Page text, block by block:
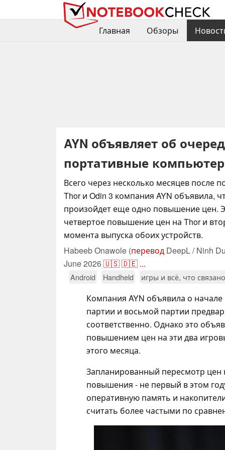
Главная Обзоры
AYN объявляет об
портативные
Всего через несколько месяцев после
Thor и Odin 3 компания AYN объявила,
произойдет еще одно повышение цен.
четвертое повышение цен на Thor и
момента выпуска обоих устройств.
Habeeb Onawole (перевод DeepL / Ninh
June 2026🇺🇸🇩🇪 ...
Android Handheld игры и всё, что
Компания AYN объявила о
партии и восьмой партии
соответственно. Однако это
повышением цен на эти два
этого месяца.
Запланированный пересмотр цен
повышения - не первый в этом
оперативную память и
считать более частыми по